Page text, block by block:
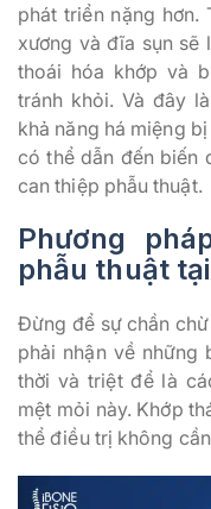
phát triển nặng hơn.
xương và đĩa sụn sẽ
thoái hóa khớp và
tránh khỏi. Và đây
khả năng há miệng
có thể dẫn đến biến
can thiệp phẫu thuật.
Phương
phẫu thuật
Đừng để sự chần
phải nhận về
thời và triệt để là
mệt mỏi này. Khớp
thể điều trị không